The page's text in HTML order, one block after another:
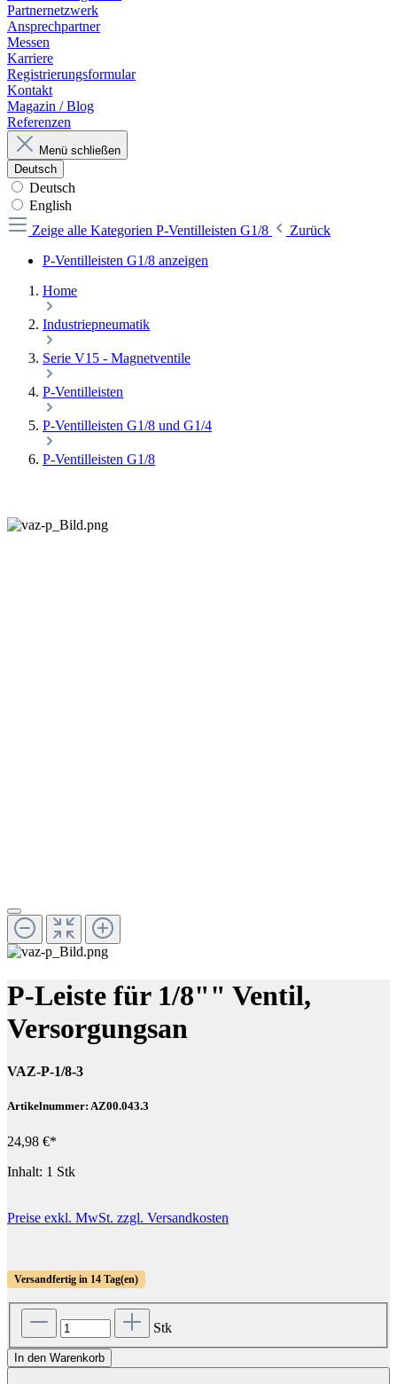
Partnernetzwerk
Ansprechpartner
Messen
Karriere
Registrierungsformular
Kontakt
Magazin / Blog
Referenzen
Menü schließen
Deutsch
Deutsch
English
Zeige alle Kategorien P-Ventilleisten G1/8
Zurück
P-Ventilleisten G1/8 anzeigen
Home
Industriepneumatik
Serie V15 - Magnetventile
P-Ventilleisten
P-Ventilleisten G1/8 und G1/4
P-Ventilleisten G1/8
P-Leiste für 1/8"" Ventil,
Versorgungsan
VAZ-P-1/8-3
Artikelnummer: AZ00.043.3
24,98 €*
Inhalt: 1 Stk
Preise exkl. MwSt. zzgl. Versandkosten
Versandfertig in 14 Tag(en)
Stk
In den Warenkorb